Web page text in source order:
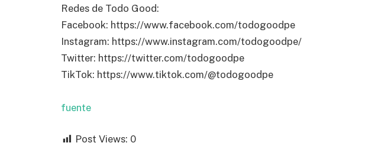
Redes de Todo Good:
Facebook: https://www.facebook.com/todogoodpe
Instagram: https://www.instagram.com/todogoodpe/
Twitter: https://twitter.com/todogoodpe
TikTok: https://www.tiktok.com/@todogoodpe
fuente
Post Views: 0